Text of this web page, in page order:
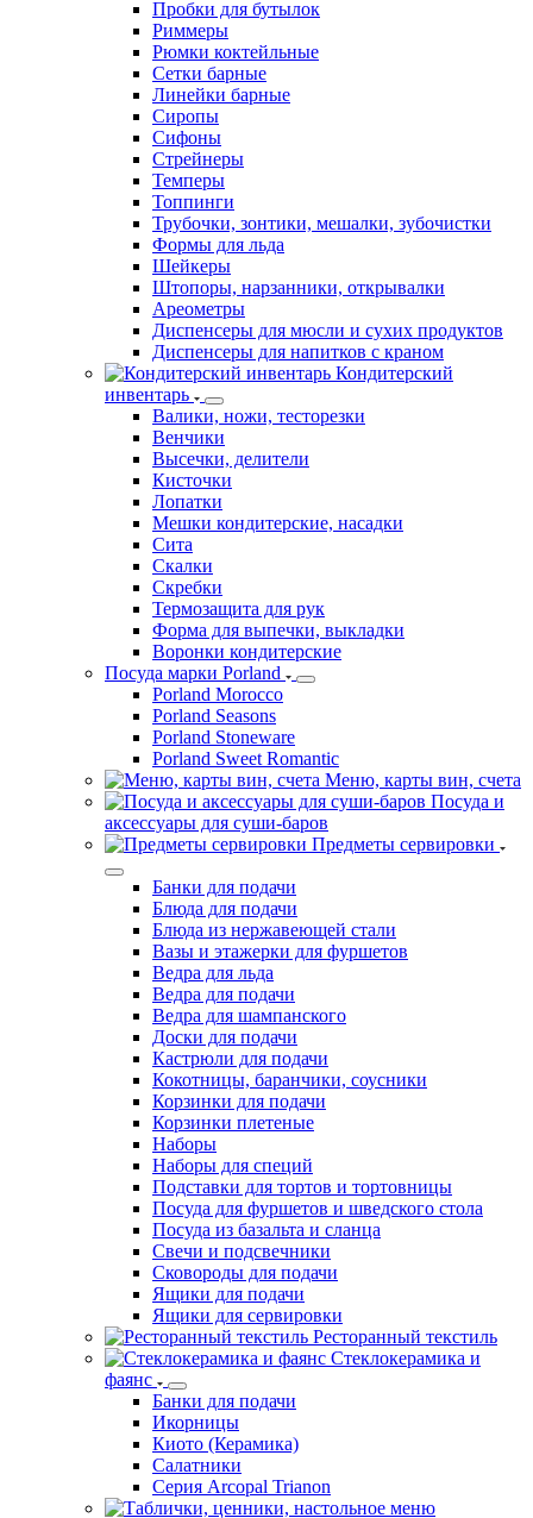
Пробки для бутылок
Риммеры
Рюмки коктейльные
Сетки барные
Линейки барные
Сиропы
Сифоны
Стрейнеры
Темперы
Топпинги
Трубочки, зонтики, мешалки, зубочистки
Формы для льда
Шейкеры
Штопоры, нарзанники, открывалки
Ареометры
Диспенсеры для мюсли и сухих продуктов
Диспенсеры для напитков с краном
Кондитерский
инвентарь
Валики, ножи, тесторезки
Венчики
Высечки, делители
Кисточки
Лопатки
Мешки кондитерские, насадки
Сита
Скалки
Скребки
Термозащита для рук
Форма для выпечки, выкладки
Воронки кондитерские
Посуда марки Porland
Porland Morocco
Porland Seasons
Porland Stoneware
Porland Sweet Romantic
Меню, карты вин, счета
Посуда и
аксессуары для суши-баров
Предметы сервировки
Банки для подачи
Блюда для подачи
Блюда из нержавеющей стали
Вазы и этажерки для фуршетов
Ведра для льда
Ведра для подачи
Ведра для шампанского
Доски для подачи
Кастрюли для подачи
Кокотницы, баранчики, соусники
Корзинки для подачи
Корзинки плетеные
Наборы
Наборы для специй
Подставки для тортов и тортовницы
Посуда для фуршетов и шведского стола
Посуда из базальта и сланца
Свечи и подсвечники
Сковороды для подачи
Ящики для подачи
Ящики для сервировки
Ресторанный текстиль
Стеклокерамика и
фаянс
Банки для подачи
Икорницы
Киото (Керамика)
Салатники
Серия Arcopal Trianon